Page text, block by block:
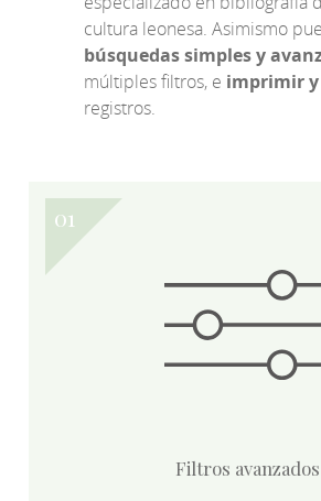
cultura leonesa. Asimismo
búsquedas simples y
múltiples filtros, e imprimir
registros.
Filtros avanzados